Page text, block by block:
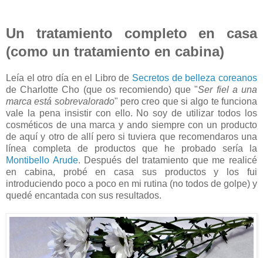
Un tratamiento completo en casa
(como un tratamiento en cabina)
Leía el otro día en el Libro de Secretos de belleza coreanos
de Charlotte Cho (que os recomiendo) que "Ser fiel a una
marca está sobrevalorado" pero creo que si algo te funciona
vale la pena insistir con ello. No soy de utilizar todos los
cosméticos de una marca y ando siempre con un producto
de aquí y otro de allí pero si tuviera que recomendaros una
línea completa de productos que he probado sería la
Montibello Arude. Después del tratamiento que me realicé
en cabina, probé en casa sus productos y los fui
introduciendo poco a poco en mi rutina (no todos de golpe) y
quedé encantada con sus resultados.